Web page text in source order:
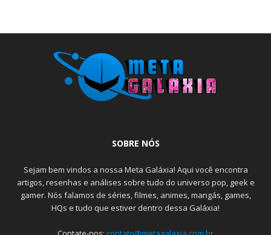
SOBRE NÓS
Sejam bem vindos a nossa Meta Galáxia! Aqui você encontra
artigos, resenhas e análises sobre tudo do universo pop, geek e
gamer. Nós falamos de séries, filmes, animes, mangás, games,
HQs e tudo que estiver dentro dessa Galáxia!